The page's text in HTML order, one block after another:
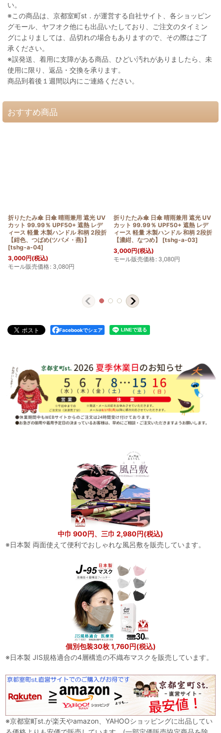
い。
※この商品は、京都室町st．が運営する自社サイト、各ショッピン
グモール、ヤフオク他にも出品いたしており、ご注文のタイミン
グによりましては、品切れの場合もありますので、その際はご了
承ください。
※誤発送、着用に支障がある商品、ひどい汚れがありましたら、未
使用に限り、返品・交換を承ります。
商品到着後１週間以内にご連絡ください。
おすすめ商品
折りたたみ傘 日傘 晴雨兼用 遮光 UV
カット 99.99％ UPF50+ 遮熱 レデ
ィース 軽量 木製ハンドル 和柄 2段折
【紺色、つばめ(ツバメ・燕)】
[tshg-a-04]
3,000円(税込)
モール販売価格: 3,080円
折りたたみ傘 日傘 晴雨兼用 遮光 UV
カット 99.99％ UPF50+ 遮熱 レデ
ィース 軽量 木製ハンドル 和柄 2段折
【濃紺、なつめ】
[tshg-a-03]
3,000円(税込)
モール販売価格: 3,080円
Facebookでシェア
中巾 900円、三巾 2,980円(税込)
※日本製 両面使えて便利でおしゃれな風呂敷を販売しています。
個別包装30枚 1,760円(税込)
※日本製 JIS規格適合の4層構造の不織布マスクを販売しています。
※京都室町st.が楽天やamazon、YAHOOショッピングに出品してい